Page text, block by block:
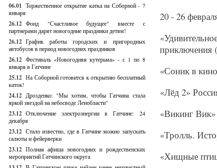
06.01 Торжественное открытие катка на Соборной - 7
января
26.12 Фонд "Счастливое будущее" вместе с
партнерами дарят новогодние праздники детям!
26.12 График работы городских и пригородных
автобусов в период новогодних праздников
26.12 Фестиваль «Новогодняя кутерьма» - с 1 по 8
января в Гатчине
25.12 На Соборной готовится к открытию бесплатный
каток!
24.12 Дрозденко: "Мы хотим, чтобы Гатчина стала
яркой звездой на небосводе Ленобласти"
23.12 Отключение электроэнергии в Гатчине: 24
декабря
23.12 Стало известно, где в Гатчине можно запускать
салюты и фейерверки
23.12 Полная афиша новогодних и рождественских
мероприятий Гатчинского округа
20 - 26
приключения
«Соник в
«Лёд 2»
«Викинг
«Тролль.
«Хищные